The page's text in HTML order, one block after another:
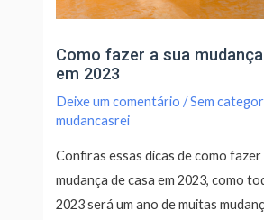
Como fazer a sua
em 2023
Deixe um comentário /Sem
mudancasrei
Confiras essas dicas de como fazer
mudança de casa em 2023, como
2023 será um ano de muitas